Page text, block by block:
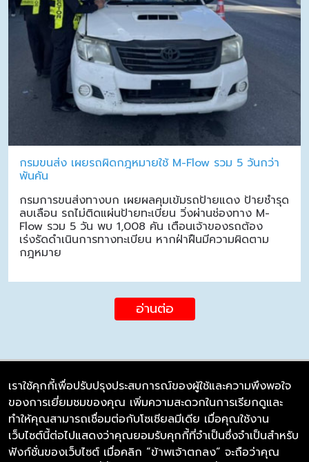
กรมขนส่ง เผยรถผิดกฎหมายใช้ M-Flow รวม 5 วันกว่า
พันคัน
กรมการขนส่งทางบก เผยผลคุมเข้มรถป้ายแดง ป้ายชำรุด
ลบเลือน รถไม่ติดแผ่นป้ายทะเบียน วิ่งผ่านช่องทาง M-
Flow รวม 5 วัน พบ 1,008 คัน เตือนเจ้าของรถต้อง
เร่งรัดดำเนินการทางทะเบียน หากฝ่าฝืนมีความผิดตาม
กฎหมาย
อ่านต่อ
บริษัท ซิมลิงค์ จำกัด
98/226 Bangrakyai-Baanmai Road,
Bangyai, Nonthaburi 11140
เราใช้คุกกี้เพื่อปรับปรุงประสบการณ์ของผู้ใช้และความพึงพอใจ
ของการเยี่ยมชมของคุณ เพิ่มความสะดวกในการเรียกดูและ
ทำให้คุณสามารถเชื่อมต่อกับโซเชียลมีเดีย เมื่อคุณใช้งาน
เว็บไซต์นี้ต่อไปแสดงว่าคุณยอมรับคุกกี้ที่จำเป็นซึ่งจำเป็นสำหรับ
ฟังก์ชั่นของเว็บไซต์ เมื่อคลิก “ข้าพเจ้าตกลง” จะถือว่าคุณ